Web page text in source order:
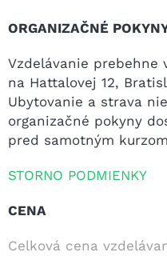
ORGANIZAČNÉ
Vzdelávanie
na Hattalovej 12,
Ubytovanie a strava
organizačné pokyny
pred samotným
STORNO PODMIENKY
CENA
Celková cena